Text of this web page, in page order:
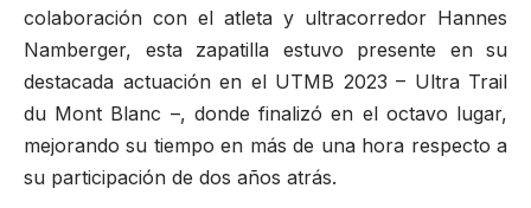
colaboración con el atleta y ultracorredor Hannes
Namberger, esta zapatilla estuvo presente en su
destacada actuación en el UTMB 2023 – Ultra Trail
du Mont Blanc –, donde finalizó en el octavo lugar,
mejorando su tiempo en más de una hora respecto a
su participación de dos años atrás.